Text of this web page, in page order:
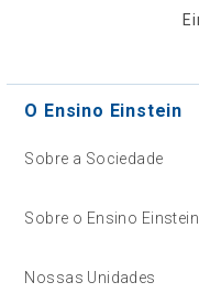
O Ensino Einstein
Sobre a Sociedade
Sobre o Ensino Einstein
Nossas Unidades